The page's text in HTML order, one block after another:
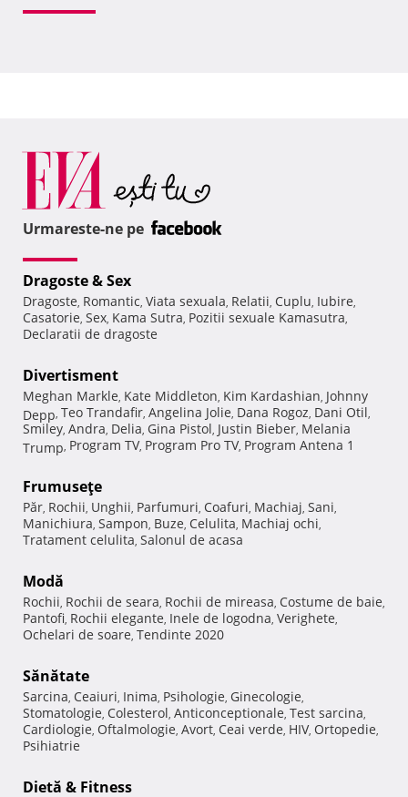
Urmareste-ne pe
Dragoste & Sex
Dragoste, Romantic, Viata sexuala, Relatii, Cuplu, Iubire,
Casatorie, Sex, Kama Sutra, Pozitii sexuale Kamasutra,
Declaratii de dragoste
Divertisment
Meghan Markle, Kate Middleton, Kim Kardashian, Johnny
Depp, Teo Trandafir, Angelina Jolie, Dana Rogoz, Dani Otil,
Smiley, Andra, Delia, Gina Pistol, Justin Bieber, Melania
Trump, Program TV, Program Pro TV, Program Antena 1
Frumuseţe
Păr, Rochii, Unghii, Parfumuri, Coafuri, Machiaj, Sani,
Manichiura, Sampon, Buze, Celulita, Machiaj ochi,
Tratament celulita, Salonul de acasa
Modă
Rochii, Rochii de seara, Rochii de mireasa, Costume de baie,
Pantofi, Rochii elegante, Inele de logodna, Verighete,
Ochelari de soare, Tendinte 2020
Sănătate
Sarcina, Ceaiuri, Inima, Psihologie, Ginecologie,
Stomatologie, Colesterol, Anticonceptionale, Test sarcina,
Cardiologie, Oftalmologie, Avort, Ceai verde, HIV, Ortopedie,
Psihiatrie
Dietă & Fitness